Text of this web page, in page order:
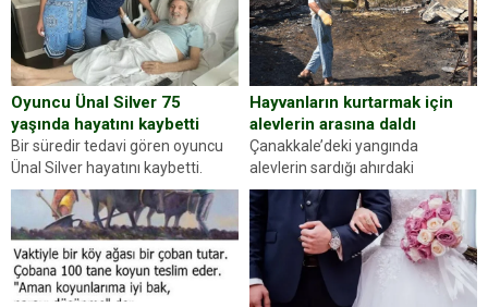
sorup belgelerini istedi. Sürücü
Abdurrahman Ö.nün verdiği
evraklarda eksik olduğunu...
Oyuncu Ünal Silver 75
yaşında hayatını kaybetti
Bir süredir tedavi gören oyuncu
Ünal Silver hayatını kaybetti.
Haberi, oyuncunun menajerlik
ajansı duyurdu. Renda Güner,
sosyal medya hesabında “Usta
Oyuncumuz ve çok değerli
dostumuz...
Hayvanların kurtarmak için
alevlerin arasına daldı
Çanakkale’deki yangında
alevlerin sardığı ahırdaki
hayvanlarını kurtarmak isteyen
Zeki Demir (66) ölümden döndü.
Yüzünde ve ellerinde yanıklar
oluşan Demir, kâbus dolu anları
anlattı… Merkeze bağlı...